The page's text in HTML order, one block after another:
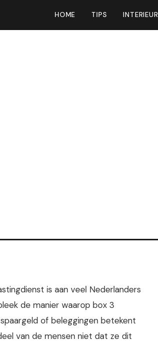
HOME TIPS INTERIEUR
is aan veel Nederlanders
de manier waarop box 3
of beleggingen betekent
van de mensen niet dat ze dit